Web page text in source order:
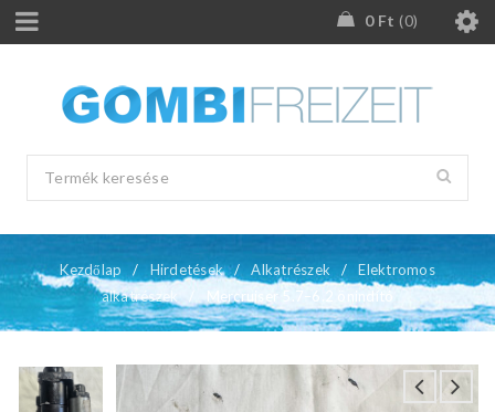
0 Ft 0
Kezdőlap / Hirdetések / Alkatrészek /
Elektromos
alkatrészek
Mercruiser 5.7–6.2 önindító